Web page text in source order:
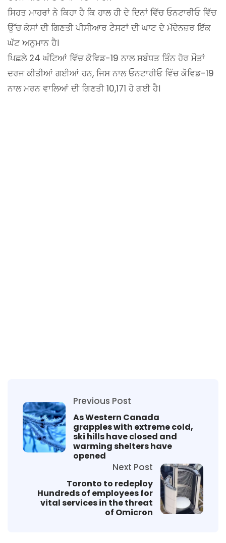
ਸਿਹਤ ਮਾਹਰਾਂ ਨੇ ਕਿਹਾ ਹੈ ਕਿ ਹਾਲ ਹੀ ਦੇ ਦਿਨਾਂ ਵਿੱਚ ਓਨਟਾਰੀਓ ਵਿੱਚ
ਉੱਚ ਕੇਸਾਂ ਦੀ ਗਿਣਤੀ ਪੀਸੀਆਰ ਟੈਸਟਾਂ ਦੀ ਘਾਟ ਦੇ ਮੱਦੇਨਜ਼ਰ ਇੱਕ
ਘੱਟ ਅਨੁਮਾਨ ਹੈ।
ਪਿਛਲੇ 24 ਘੰਟਿਆਂ ਵਿੱਚ ਕੋਵਿਡ-19 ਨਾਲ ਸਬੰਧਤ ਤਿੰਨ ਹੋਰ ਮੌਤਾਂ
ਦਰਜ ਕੀਤੀਆਂ ਗਈਆਂ ਹਨ, ਜਿਸ ਨਾਲ ਓਨਟਾਰੀਓ ਵਿੱਚ ਕੋਵਿਡ-19
ਨਾਲ ਮਰਨ ਵਾਲਿਆਂ ਦੀ ਗਿਣਤੀ 10,171 ਹੋ ਗਈ ਹੈ।
Previous Post
As Western Canada
grapples with extreme cold,
ski hills have closed and
warming shelters have
opened
Next Post
Toronto to redeploy
Hundreds of employees for
vital services in the threat
of Omicron